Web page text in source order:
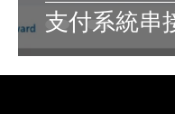
支付系統串